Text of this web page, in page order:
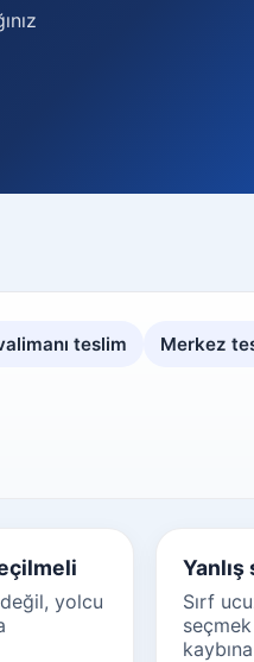
teslim Merkez
yolcu
Yanlış
Sırf